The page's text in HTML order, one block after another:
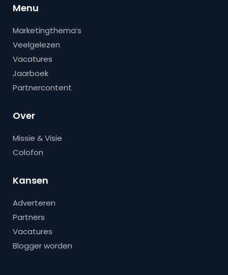
Menu
Marketingthema’s
Veelgelezen
Vacatures
Jaarboek
Partnercontent
Over
Missie & Visie
Colofon
Kansen
Adverteren
Partners
Vacatures
Blogger worden